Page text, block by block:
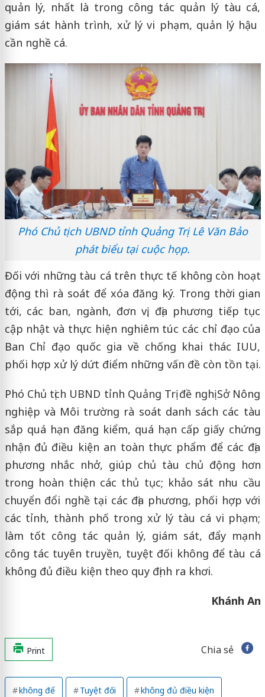
quản lý, nhất là trong công tác quản lý tàu cá,
giám sát hành trình, xử lý vi phạm, quản lý hậu
cần nghề cá.
Phó Chủ tịch UBND tỉnh Quảng Trị Lê Văn Bảo
phát biểu tại cuộc họp.
Đối với những tàu cá trên thực tế không còn hoạt
động thì rà soát để xóa đăng ký. Trong thời gian
tới, các ban, ngành, đơn vị, địa phương tiếp tục
cập nhật và thực hiện nghiêm túc các chỉ đạo của
Ban Chỉ đạo quốc gia về chống khai thác IUU,
phối hợp xử lý dứt điểm những vấn đề còn tồn tại.
Phó Chủ tịch UBND tỉnh Quảng Trị đề nghị Sở Nông
nghiệp và Môi trường rà soát danh sách các tàu
sắp quá hạn đăng kiểm, quá hạn cấp giấy chứng
nhận đủ điều kiện an toàn thực phẩm để các địa
phương nhắc nhở, giúp chủ tàu chủ động hơn
trong hoàn thiện các thủ tục; khảo sát nhu cầu
chuyển đổi nghề tại các địa phương, phối hợp với
các tỉnh, thành phố trong xử lý tàu cá vi phạm;
làm tốt công tác quản lý, giám sát, đẩy mạnh
công tác tuyên truyền, tuyệt đối không để tàu cá
không đủ điều kiện theo quy định ra khơi.
Khánh An
Print Chia sẻ
không để Tuyệt đối không đủ điều kiện